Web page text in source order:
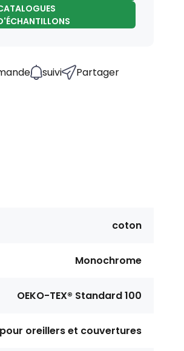
suivi Partager
coton
Monochrome
OEKO-TEX® Standard 100
pour oreillers et couvertures